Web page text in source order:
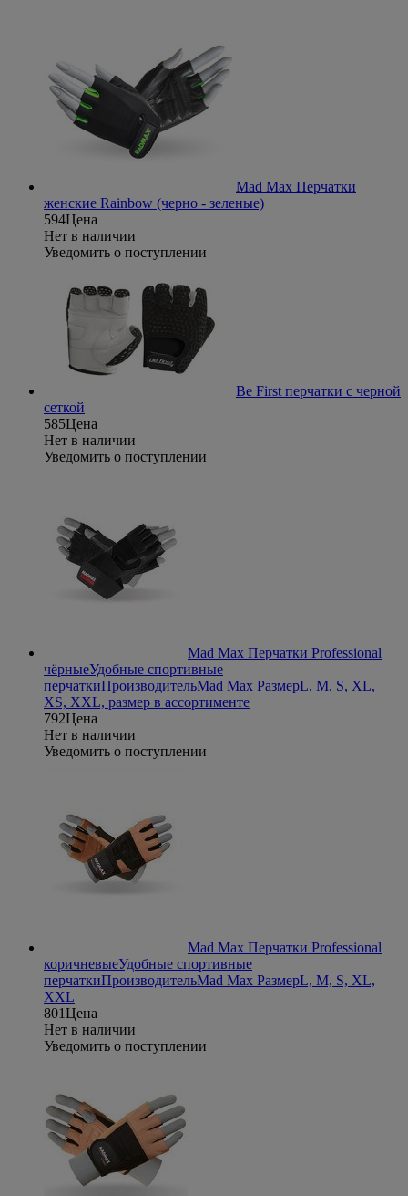
Mad Max Перчатки
женские Rainbow (черно - зеленые)
594Цена
Нет в наличии
Уведомить о поступлении
Be First перчатки с черной
сеткой
585Цена
Нет в наличии
Уведомить о поступлении
Mad Max Перчатки Professional
чёрныеУдобные спортивные
перчаткиПроизводительMad Max РазмерL, M, S, XL,
XS, XXL, размер в ассортименте
792Цена
Нет в наличии
Уведомить о поступлении
Mad Max Перчатки Professional
коричневыеУдобные спортивные
перчаткиПроизводительMad Max РазмерL, M, S, XL,
XXL
801Цена
Нет в наличии
Уведомить о поступлении